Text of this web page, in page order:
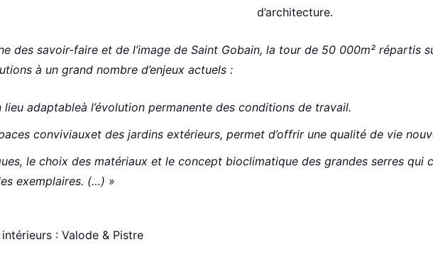
d’architecture.
des savoir-faire et de l’image de Saint Gobain, la tour de 50 000m² répartis
à un grand nombre d’enjeux actuels :
adaptableà l’évolution permanente des conditions de travail.
conviviauxet des jardins extérieurs, permet d’offrir une qualité de vie
le choix des matériaux et le concept bioclimatique des grandes serres qui
exemplaires. (…) »
: Valode & Pistre